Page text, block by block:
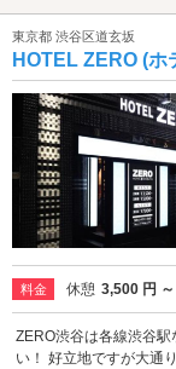
東京都 渋谷区道玄坂
HOTEL ZERO (ホ
料金 休憩 3,500 円 ～
ZERO渋谷は各線渋谷
い！ 好立地ですが大通